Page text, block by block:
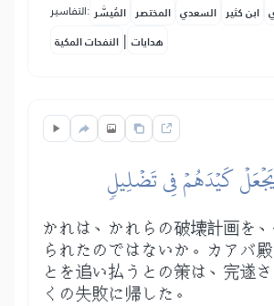
التفاسير: المُيسَّر المختصر السعدي ابن كثير
النفحات المكية | هدايات
كَيۡدَهُمۡ فِي تَضۡلِيلٖ
かれは、かれらの破壊計画を
られたのではないか。カアバ
とを追い払うとの策は、完遂
くの失敗に帰した。